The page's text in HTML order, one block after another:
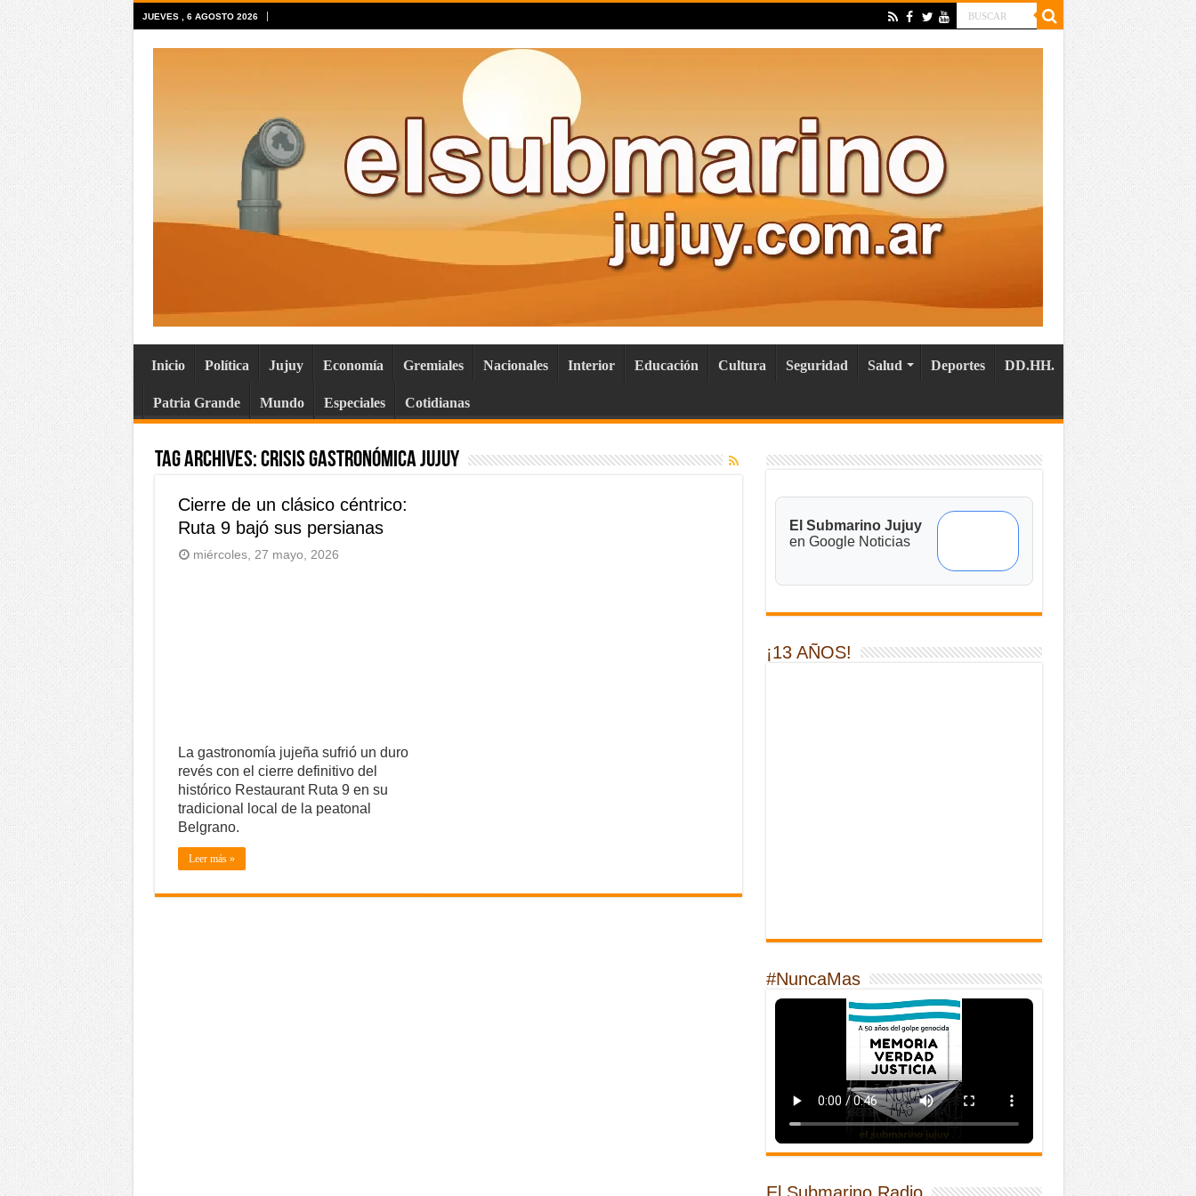
JUEVES , 6 AGOSTO 2026
Inicio Política Jujuy Economía Gremiales Nacionales Interior Educación Cultura Seguridad Salud Deportes DD.HH.
Patria Grande Mundo Especiales Cotidianas
Tag Archives:crisis gastronómica Jujuy
Cierre de un clásico céntrico:
Ruta 9 bajó sus persianas
miércoles, 27 mayo, 2026
La gastronomía jujeña sufrió un duro
revés con el cierre definitivo del
histórico Restaurant Ruta 9 en su
tradicional local de la peatonal
Belgrano.
Leer más »
El Submarino Jujuy
en Google Noticias
¡13 AÑOS!
#NuncaMas